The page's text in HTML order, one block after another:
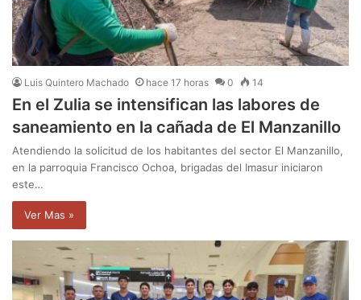
Luis Quintero Machado hace 17 horas 0 14
En el Zulia se intensifican las labores de
saneamiento en la cañada de El Manzanillo
Atendiendo la solicitud de los habitantes del sector El Manzanillo,
en la parroquia Francisco Ochoa, brigadas del Imasur iniciaron
este…
Ver Mas »